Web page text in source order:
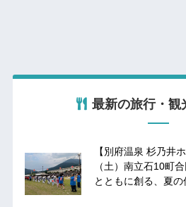
最新の旅行・観
【別府温泉 杉乃井
（土）南立石10町
とともに創る、夏